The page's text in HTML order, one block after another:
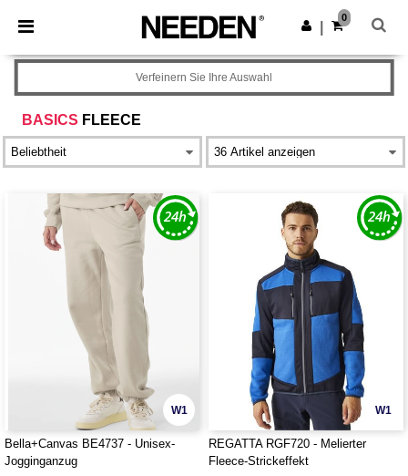
× Needen App
Bessere Preise in der App!
App holen
0
BASICS FLEECE
Verfeinern Sie Ihre Auswahl
W1
Bella+Canvas BE4737 - Unisex-
Jogginganzug
W1
REGATTA RGF720 - Melierter
Fleece-Strickeffekt